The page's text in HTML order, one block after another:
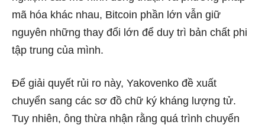
mã hóa khác nhau, Bitcoin phần lớn vẫn giữ
nguyên những thay đổi lớn để duy trì bản chất phi
tập trung của mình.
Để giải quyết rủi ro này, Yakovenko đề xuất
chuyển sang các sơ đồ chữ ký kháng lượng tử.
Tuy nhiên, ông thừa nhận rằng quá trình chuyển